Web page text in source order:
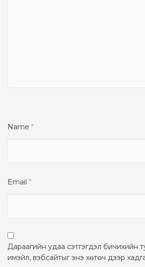
Name *
Email *
Дараагийн удаа сэтгэгдэл бичихийн
имэйл, вэбсайтыг энэ хөтөч дээр